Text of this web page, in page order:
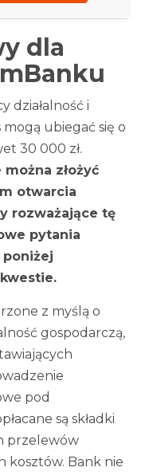
dla
działalność i
ubiegać się o
30 000 zł.
złożyć
otwarcia
rozważające tę
pytania
z myślą o
gospodarczą,
pod
są składki
przelewów
kosztów. Bank nie